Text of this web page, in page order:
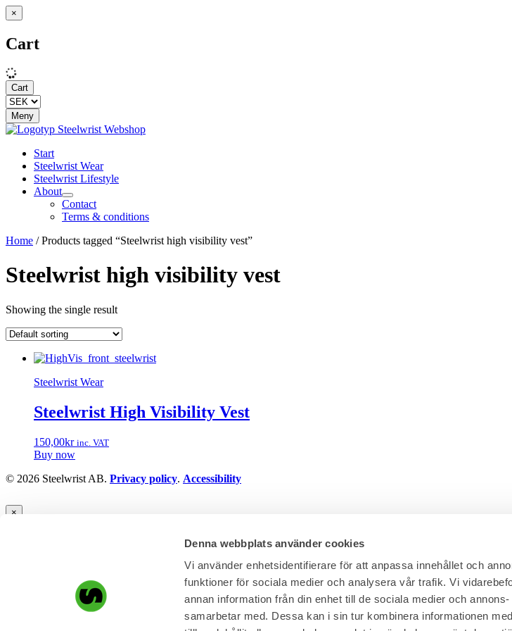
Denna webbplats använder cookies
Vi använder enhetsidentifierare för att anpassa innehållet och
funktioner för sociala medier och analysera vår trafik. Vi
annan information från din enhet till de sociala medier och
samarbetar med. Dessa kan i sin tur kombinera informationen
×
Cart
Cart
Meny
Start
Steelwrist Wear
Steelwrist Lifestyle
About
Contact
Terms & conditions
Home / Products tagged “Steelwrist high visibility vest”
Steelwrist high visibility vest
Showing the single result
Steelwrist Wear
Steelwrist High Visibility Vest
150,00kr inc. VAT
Buy now
© 2026 Steelwrist AB. Privacy policy. Accessibility
×
Contact
Terms & conditions